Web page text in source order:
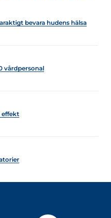
bevara hudens hälsa
vårdpersonal
effekt